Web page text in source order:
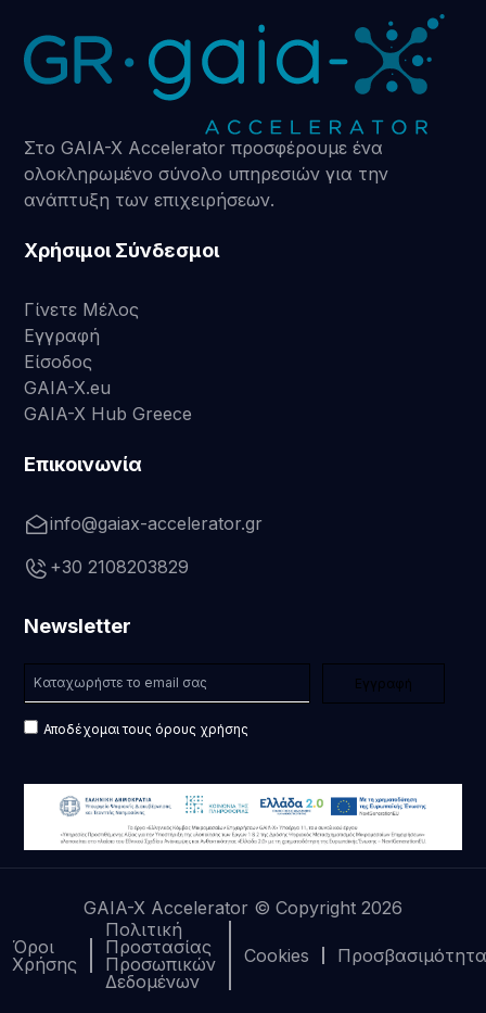
Στο GAIA-X Accelerator προσφέρουμε ένα
ολοκληρωμένο σύνολο υπηρεσιών για την
ανάπτυξη των επιχειρήσεων.
Χρήσιμοι Σύνδεσμοι
Γίνετε Μέλος
Εγγραφή
Είσοδος
GAIA-X.eu
GAIA-X Hub Greece
Επικοινωνία
info@gaiax-accelerator.gr
+30 2108203829
Newsletter
Αποδέχομαι τους όρους χρήσης
GAIA-X Accelerator © Copyright 2026
Όροι
Χρήσης
Πολιτική
Προστασίας
Προσωπικών
Δεδομένων
Cookies Προσβασιμότητα